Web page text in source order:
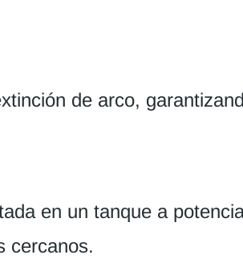
de arco,
en un tanque a
cercanos.